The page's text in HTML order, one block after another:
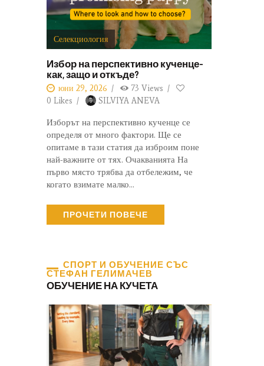
Селекциология
Избор на перспективно кученце-
как, защо и откъде?
юни 29, 2026 73 Views
0 Likes SILVIYA ANEVA
Изборът на перспективно кученце се
определя от много фактори. Ще се
опитаме в тази статия да изброим поне
най-важните от тях. Очакванията На
първо място трябва да отбележим, че
когато взимате малко…
ПРОЧЕТИ ПОВЕЧЕ
СПОРТ И ОБУЧЕНИЕ СЪС
СТЕФАН ГЕЛИМАЧЕВ
ОБУЧЕНИЕ НА КУЧЕТА